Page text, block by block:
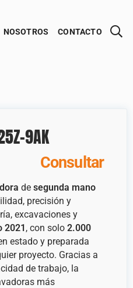
NOSOTROS CONTACTO
9AK
Consultar
desegunda mano
precisión y
excavaciones y
2021, con solo2.000
estado y preparada
proyecto. Gracias a
de trabajo, la
más